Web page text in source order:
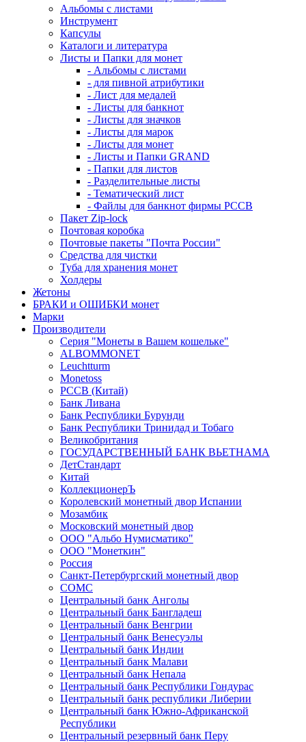
Альбомы с листами
Инструмент
Капсулы
Каталоги и литература
Листы и Папки для монет
- Альбомы с листами
- для пивной атрибутики
- Лист для медалей
- Листы для банкнот
- Листы для значков
- Листы для марок
- Листы для монет
- Листы и Папки GRAND
- Папки для листов
- Разделительные листы
- Тематический лист
- Файлы для банкнот фирмы PCCB
Пакет Zip-lock
Почтовая коробка
Почтовые пакеты "Почта России"
Средства для чистки
Туба для хранения монет
Холдеры
Жетоны
БРАКИ и ОШИБКИ монет
Марки
Производители
Серия "Монеты в Вашем кошельке"
ALBOMMONET
Leuchtturm
Monetoss
PCCB (Китай)
Банк Ливана
Банк Республики Бурунди
Банк Республики Тринидад и Тобаго
Великобритания
ГОСУДАРСТВЕННЫЙ БАНК ВЬЕТНАМА
ДетСтандарт
Китай
КоллекционерЪ
Королевский монетный двор Испании
Мозамбик
Московский монетный двор
ООО "Альбо Нумисматико"
ООО "Монеткин"
Россия
Санкт-Петербургский монетный двор
СОМС
Центральный банк Анголы
Центральный банк Бангладеш
Центральный банк Венгрии
Центральный банк Венесуэлы
Центральный банк Индии
Центральный банк Малави
Центральный банк Непала
Центральный банк Республики Гондурас
Центральный банк республики Либерии
Центральный банк Южно-Африканской
Республики
Центральный резервный банк Перу